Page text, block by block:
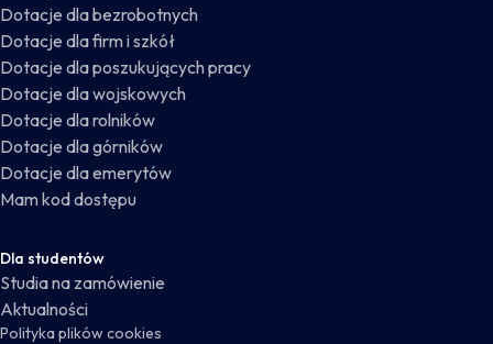
Dotacje dla bezrobotnych
Dotacje dla firm i szkół
Dotacje dla poszukujących pracy
Dotacje dla wojskowych
Dotacje dla rolników
Dotacje dla górników
Dotacje dla emerytów
Mam kod dostępu
Dla studentów
Studia na zamówienie
Aktualności
Polityka plików cookies